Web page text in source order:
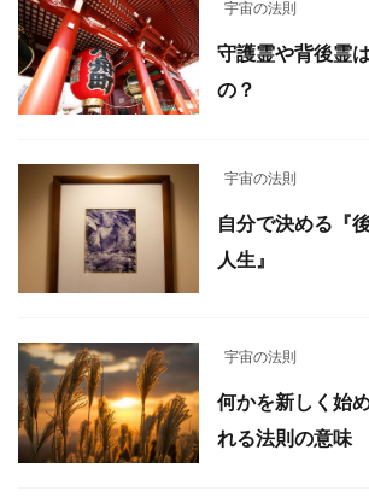
宇宙の法則
守護霊や背後霊
の？
宇宙の法則
自分で決める『
人生』
宇宙の法則
何かを新しく始
れる法則の意味